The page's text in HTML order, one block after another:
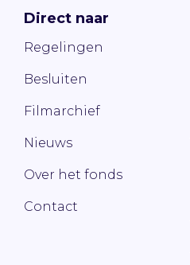
Direct naar
Regelingen
Besluiten
Filmarchief
Nieuws
Over het fonds
Contact